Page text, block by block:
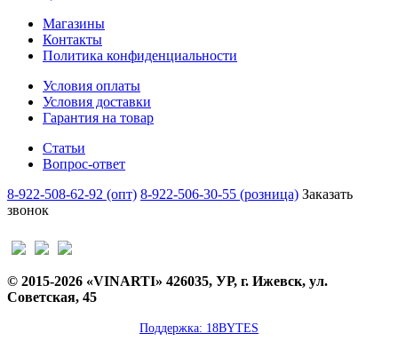
Магазины
Контакты
Политика конфиденциальности
Условия оплаты
Условия доставки
Гарантия на товар
Статьи
Вопрос-ответ
8-922-508-62-92 (опт) 8-922-506-30-55 (розница) Заказать
звонок
© 2015-2026 «VINARTI» 426035, УР, г. Ижевск, ул.
Советская, 45
Поддержка: 18BYTES